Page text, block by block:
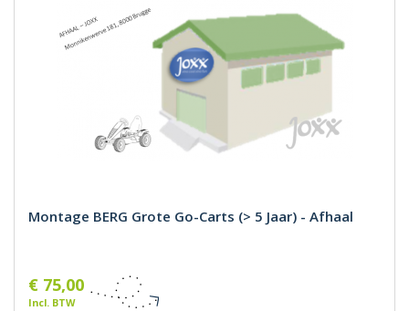
Montage BERG Grote Go-Carts (> 5 Jaar) - Afhaal
€ 75,00
Incl. BTW